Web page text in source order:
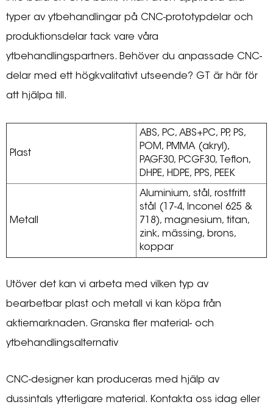
typer av ytbehandlingar på CNC-prototypdelar och
produktionsdelar tack vare våra
ytbehandlingspartners. Behöver du anpassade CNC-
delar med ett högkvalitativt utseende? GT är här för
att hjälpa till.
Plast
ABS, PC, ABS+PC, PP, PS,
POM, PMMA (akryl),
PAGF30, PCGF30, Teflon,
DHPE, HDPE, PPS, PEEK
Metall
Aluminium, stål, rostfritt
stål (17-4, Inconel 625 &
718), magnesium, titan,
zink, mässing, brons,
koppar
Utöver det kan vi arbeta med vilken typ av
bearbetbar plast och metall vi kan köpa från
aktiemarknaden. Granska fler material- och
ytbehandlingsalternativ
CNC-designer kan produceras med hjälp av
dussintals ytterligare material. Kontakta oss idag eller